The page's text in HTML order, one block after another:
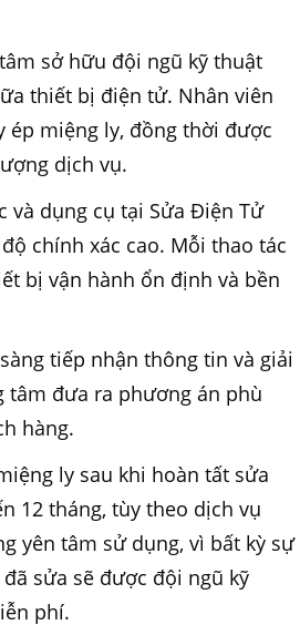
sở hữu đội ngũ kỹ thuật
thiết bị điện tử. Nhân viên
ép miệng ly, đồng thời được
dịch vụ.
và dụng cụ tại Sửa Điện Tử
chính xác cao. Mỗi thao tác
bị vận hành ổn định và bền
tiếp nhận thông tin và giải
tâm đưa ra phương án phù
hàng.
ly sau khi hoàn tất sửa
12 tháng, tùy theo dịch vụ
yên tâm sử dụng, vì bất kỳ sự
sửa sẽ được đội ngũ kỹ
phí.